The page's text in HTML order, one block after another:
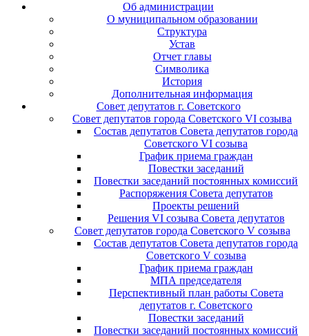
Об администрации
О муниципальном образовании
Структура
Устав
Отчет главы
Символика
История
Дополнительная информация
Совет депутатов г. Советского
Совет депутатов города Советского VI созыва
Состав депутатов Совета депутатов города
Советского VI созыва
График приема граждан
Повестки заседаний
Повестки заседаний постоянных комиссий
Распоряжения Совета депутатов
Проекты решений
Решения VI созыва Совета депутатов
Совет депутатов города Советского V созыва
Состав депутатов Совета депутатов города
Советского V созыва
График приема граждан
МПА председателя
Перспективный план работы Совета
депутатов г. Советского
Повестки заседаний
Повестки заседаний постоянных комиссий